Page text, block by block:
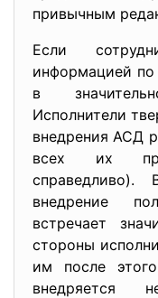
привычным
Если
информацией
в
Исполнители
внедрения АСД
всех их
внедрение
встречает
стороны
им после
внедряется